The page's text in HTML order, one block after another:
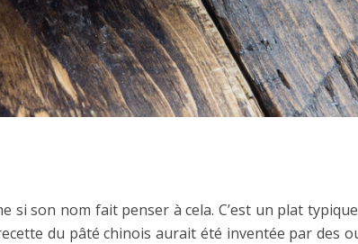
si son nom fait penser à cela. C’est un plat
du pâté chinois aurait été inventée par des